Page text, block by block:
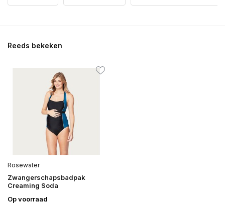
Reeds bekeken
Rosewater
Zwangerschapsbadpak
Creaming Soda
Op voorraad